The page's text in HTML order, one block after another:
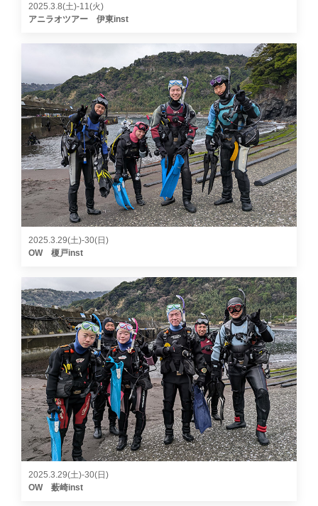
2025.3.8(土)-11(火)
アニラオツアー 伊東inst
2025.3.29(土)-30(日)
OW 榎戸inst
2025.3.29(土)-30(日)
OW 薮崎inst